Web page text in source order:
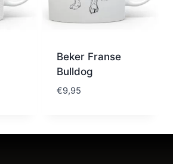
Beker Franse
Bulldog
€9,95